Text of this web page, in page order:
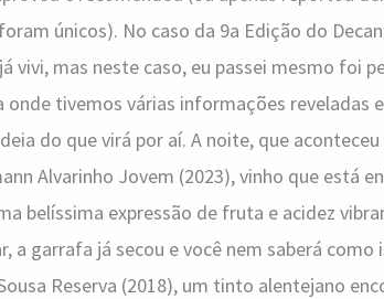
únicos). No caso da 9a Edição do
vivi, mas neste caso, eu passei mesmo foi
onde tivemos várias informações reveladas
do que virá por aí. A noite, que
Alvarinho Jovem (2023), vinho que está
belíssima expressão de fruta e acidez
a garrafa já secou e você nem saberá
Reserva (2018), um tinto alentejano